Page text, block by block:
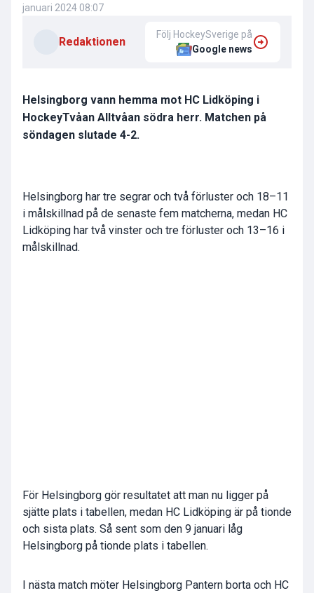
januari 2024 08:07
Redaktionen
Följ HockeySverige på
Google news
Helsingborg vann hemma mot HC Lidköping i
HockeyTvåan Alltvåan södra herr. Matchen på
söndagen slutade 4-2.
Helsingborg har tre segrar och två förluster och 18–11
i målskillnad på de senaste fem matcherna, medan HC
Lidköping har två vinster och tre förluster och 13–16 i
målskillnad.
För Helsingborg gör resultatet att man nu ligger på
sjätte plats i tabellen, medan HC Lidköping är på tionde
och sista plats. Så sent som den 9 januari låg
Helsingborg på tionde plats i tabellen.
I nästa match möter Helsingborg Pantern borta och HC